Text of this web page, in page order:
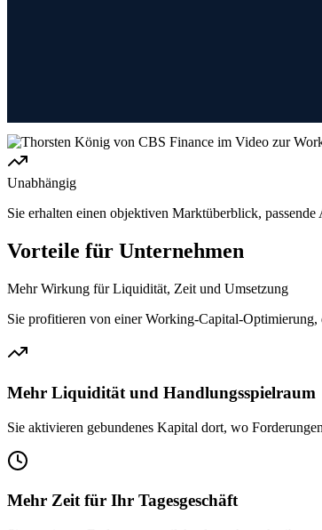
Unabhängig
Sie erhalten einen objektiven Marktüberblick,
Vorteile für Unternehmen
Mehr Wirkung für Liquidität, Zeit und Umsetzung
Sie profitieren von einer Working-Capital-
Mehr Liquidität und Handlungsspielraum
Sie aktivieren gebundenes Kapital dort, wo
Mehr Zeit für Ihr Tagesgeschäft